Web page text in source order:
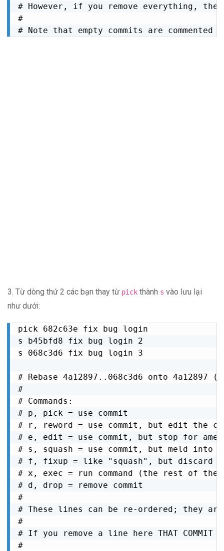
# However, if you remove everything,
#
# Note that empty commits are commented
3. Từ dòng thứ 2 các bạn thay từ pick thành s vào lưu lại
như dưới:
pick 682c63e fix bug login
s b45bfd8 fix bug login 2
s 068c3d6 fix bug login 3
# Rebase 4a12897..068c3d6 onto 4a12897 (3
#
# Commands:
# p, pick = use commit
# r, reword = use commit, but edit the
# e, edit = use commit, but stop for
# s, squash = use commit, but meld into
# f, fixup = like "squash", but discard
# x, exec = run command (the rest of
# d, drop = remove commit
#
# These lines can be re-ordered; they
#
# If you remove a line here THAT COMMIT
#